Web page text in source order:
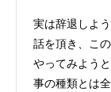
実は辞退しよ
話を頂き、こ
やってみよう
事の種類とは